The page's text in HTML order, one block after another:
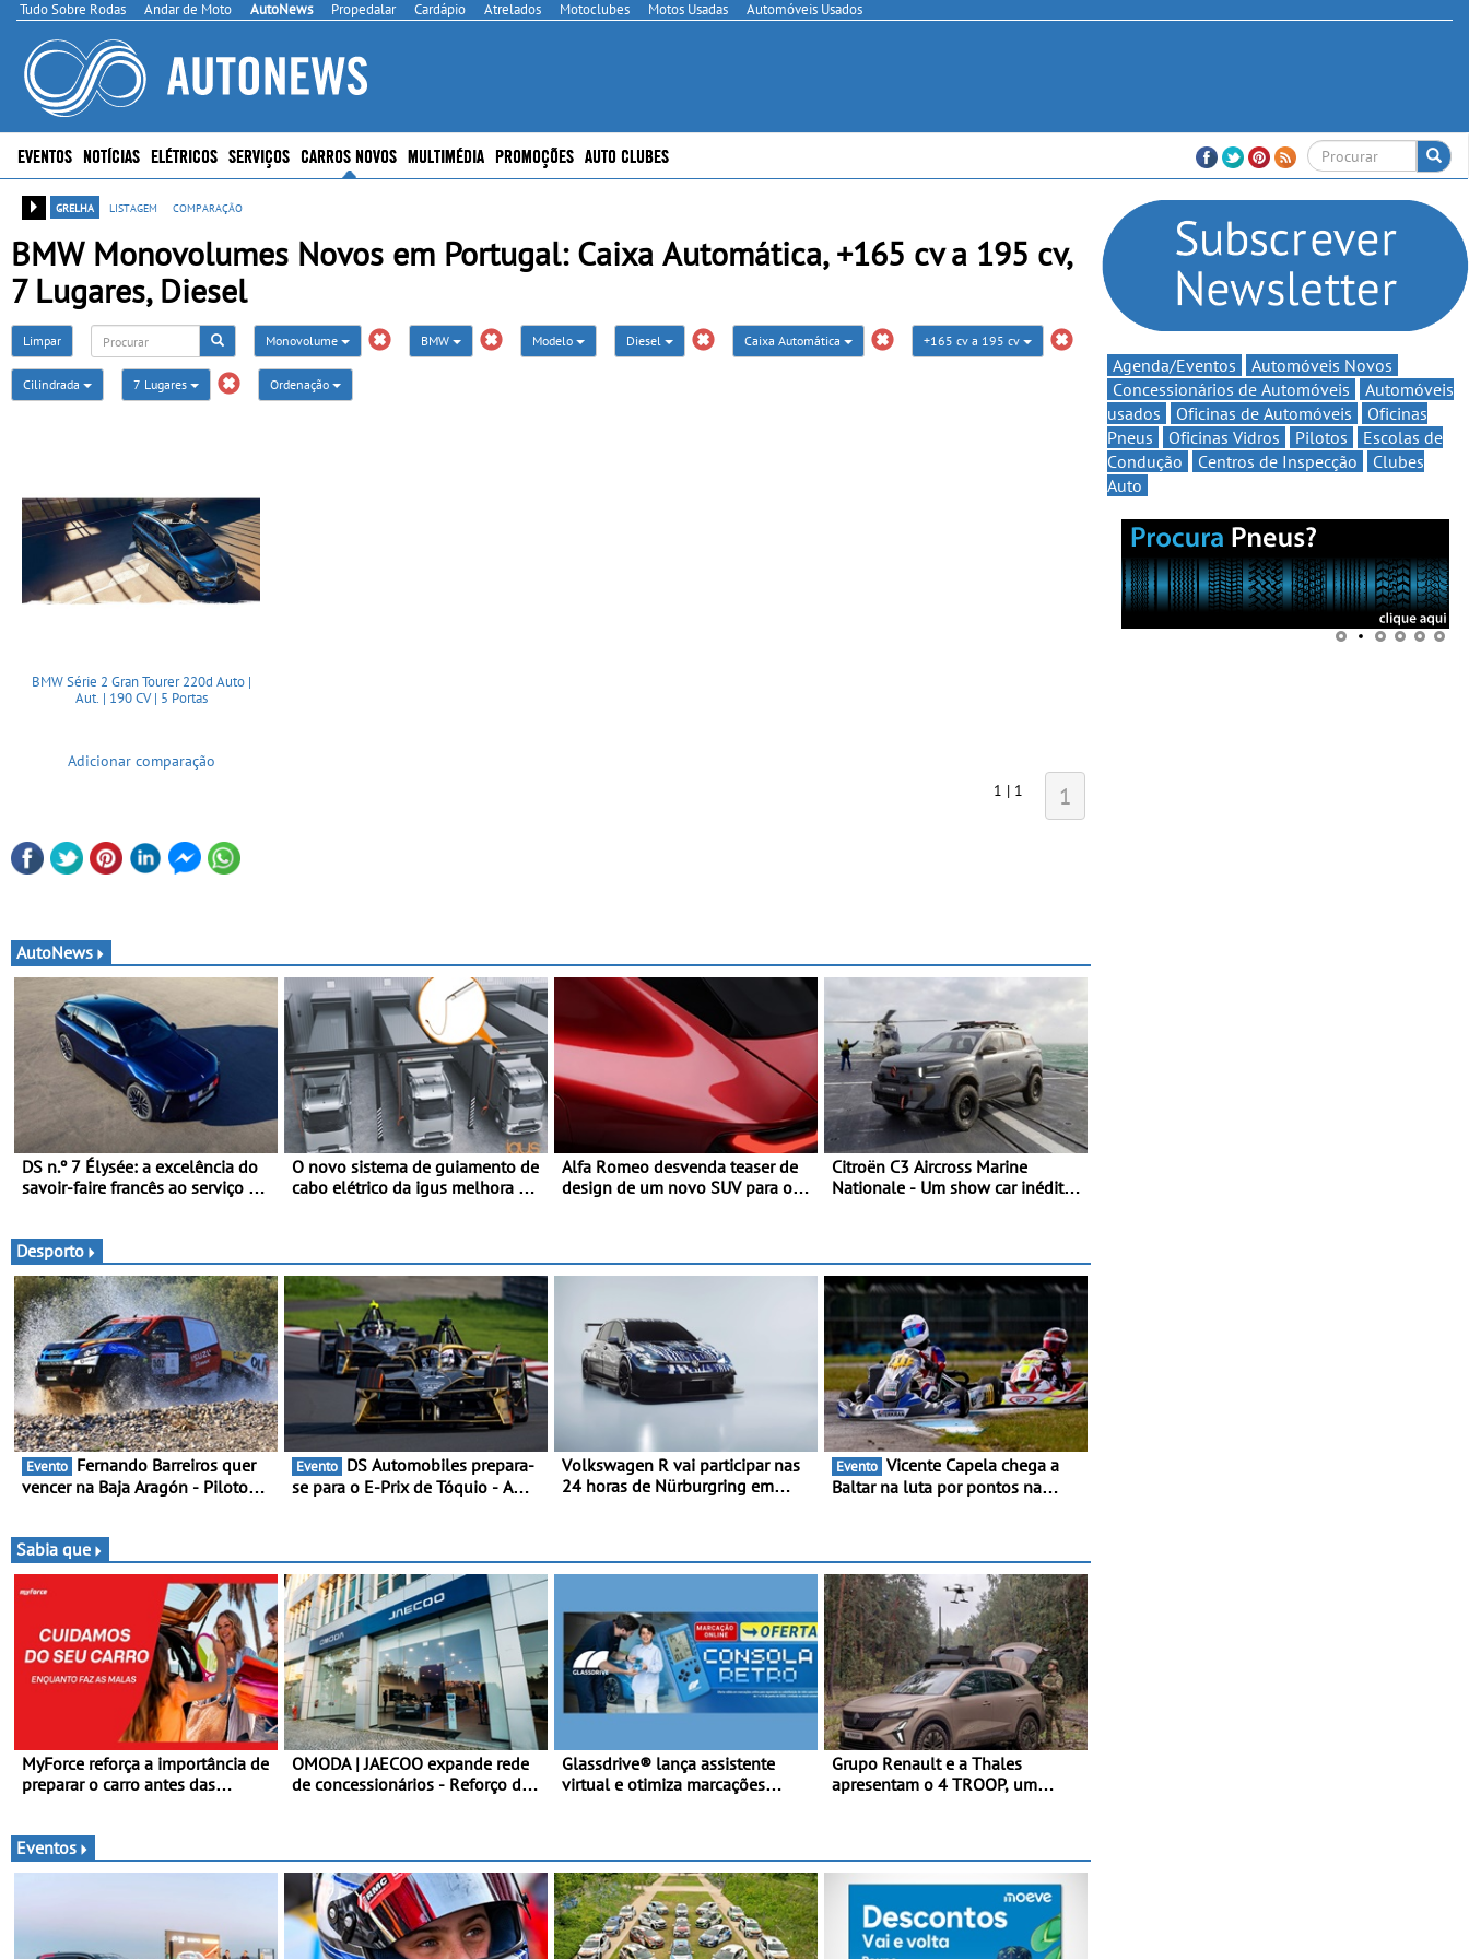
Tudo Sobre Rodas Andar de Moto AutoNews Propedalar Cardápio Atrelados Motoclubes Motos Usadas Automóveis Usados
EVENTOS NOTÍCIAS ELÉTRICOS SERVIÇOS CARROS NOVOS MULTIMÉDIA PROMOÇÕES AUTO CLUBES
grelha listagem comparação
BMW Monovolumes Novos em Portugal: Caixa Automática, +165 cv a 195 cv,
7 Lugares, Diesel
Limpar Monovolume BMW Modelo Diesel Caixa Automática +165 cv a 195 cv
Cilindrada 7 Lugares Ordenação
BMW Série 2 Gran Tourer 220d Auto |
Aut. | 190 CV | 5 Portas
Adicionar comparação
1 | 1
1
AutoNews
DS n.º 7 Élysée: a excelência do
savoir-faire francês ao serviço do
O novo sistema de guiamento de
cabo elétrico da igus melhora o
para os motoristas, menos
acidentes nas manobras e
máxima proteção contra furtos
Alfa Romeo desvenda teaser de
design de um novo SUV para o
Citroën C3 Aircross Marine
Nationale - Um show car inédito
Desporto
Evento
vencer na Baja Aragón - Piloto
Evento
se para o E-Prix de Tóquio - A
Volkswagen R vai participar nas
24 horas de Nürburgring em
Evento
Baltar na luta por pontos na
de regressar ao pódio
Sabia que
MyForce reforça a importância de
preparar o carro antes das
OMODA | JAECOO expande rede
de concessionários - Reforço da
Glassdrive® lança assistente
virtual e otimiza marcações
contínuo ao cliente
Grupo Renault e a Thales
apresentam o 4 TROOP, um
Eventos
Agenda/Eventos
Automóveis Novos
Concessionários de Automóveis
Automóveis
usados
Oficinas de Automóveis
Oficinas
Pneus
Oficinas Vidros Pilotos
Escolas de
Condução
Centros de Inspecção
Clubes
Auto